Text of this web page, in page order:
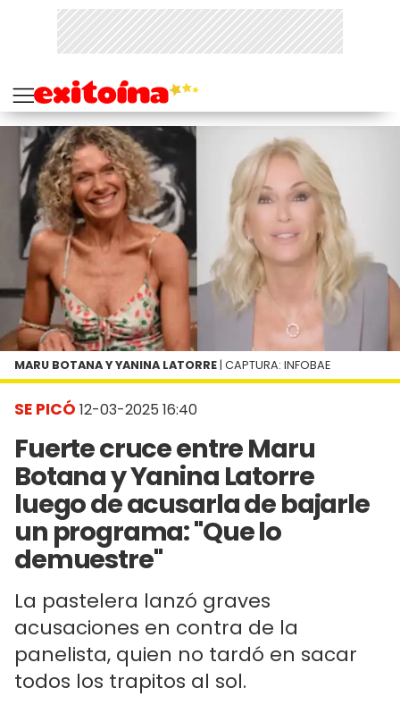
SE PICÓ 12-03-2025 16:40
Fuerte cruce entre Maru
Botana y Yanina Latorre
luego de acusarla de bajarle
un programa: "Que lo
demuestre"
La pastelera lanzó graves
acusaciones en contra de la
panelista, quien no tardó en sacar
todos los trapitos al sol.
MARU BOTANA Y YANINA LATORRE | CAPTURA: INFOBAE